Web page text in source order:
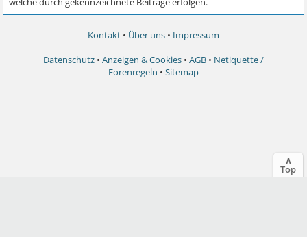
Kontakt • Über uns • Impressum
Datenschutz • Anzeigen & Cookies • AGB • Netiquette /
Forenregeln • Sitemap
∧
Top